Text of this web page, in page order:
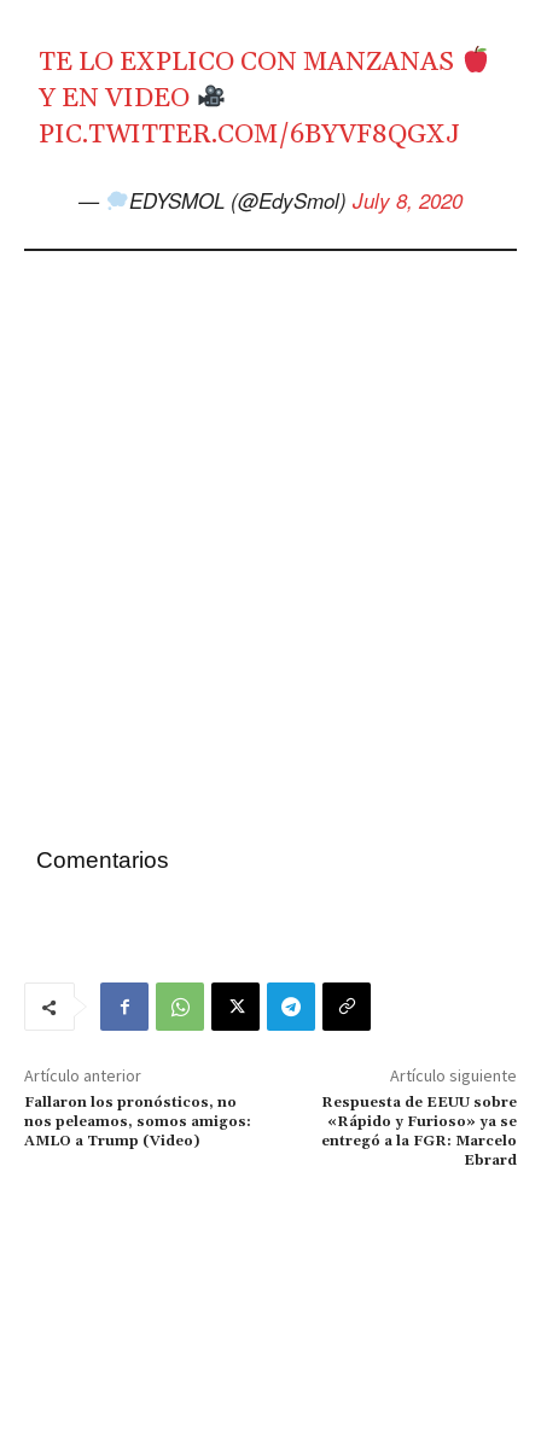
TE LO EXPLICO CON MANZANAS
Y EN VIDEO
PIC.TWITTER.COM/6BYVF8QGXJ
— EDYSMOL (@EdySmol) July 8, 2020
Comentarios
Artículo anterior
Fallaron los pronósticos, no
nos peleamos, somos amigos:
AMLO a Trump (Video)
Artículo siguiente
Respuesta de EEUU sobre
«Rápido y Furioso» ya se
entregó a la FGR: Marcelo
Ebrard